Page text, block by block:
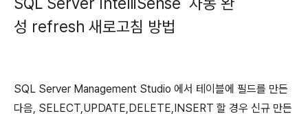
성 refresh 새로고침 방법
SQL Server Management Studio 에서 테이블에 필드를 만든
다음, SELECT,UPDATE,DELETE,INSERT 할 경우 신규 만든